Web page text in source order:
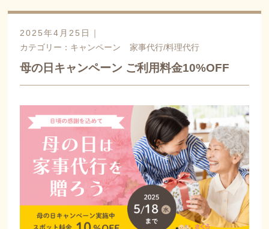
2025年4月25日｜
カテゴリー： キャンペーン 家事代行/料理代行
母の日キャンペーン ご利用料金10%OFF